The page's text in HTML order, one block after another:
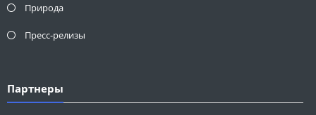
Природа
Пресс-релизы
Партнеры